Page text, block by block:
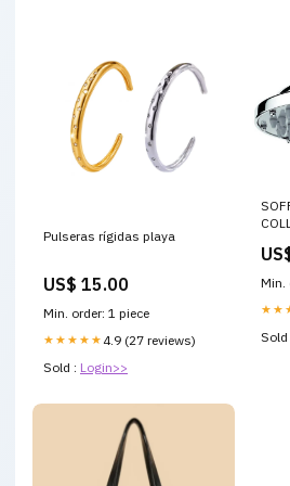
Pulseras rígidas playa
US$ 15.00
Min. order: 1 piece
★★★★★ 4.9 (27 reviews)
Sold : Login>>
Min.
Sold